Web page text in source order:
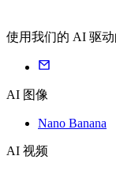
使用我们的 AI 驱
AI 图像
Nano Banana
AI 视频